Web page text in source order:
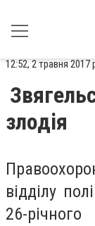
12:52, 2 травня 2017
злодія
відділу
26-